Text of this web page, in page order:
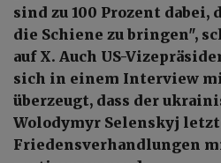
sind zu 100 Prozent dabei,
die Schiene zu bringen",
auf X. Auch US-
sich in einem Interview
überzeugt, dass der
Wolodymyr Selenskyj
Friedensverhandlungen